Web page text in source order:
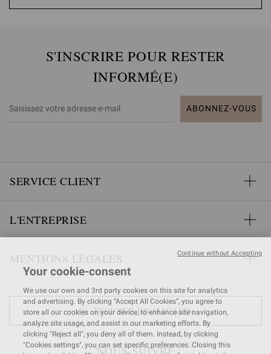
S'INSCRIRE POUR RESTER
INFORMÉ(E)
ABONNEZ-VOUS
SERVICE CLIENT
L'ENTREPRISE
MENTIONS LÉGALES
TROUVER UN MAGASIN
NOUS SUIVRE
Your cookie-consent
We use our own and 3rd party cookies on this site for analytics
and advertising. By clicking “Accept All Cookies”, you agree to
store all our cookies on your device, to enhance site navigation,
analyze site usage, and assist in our marketing efforts. By
clicking "Reject all", you deny all of them. Instead, by clicking
"Cookies settings", you can set specific preferences. Closing this
Continue without Accepting